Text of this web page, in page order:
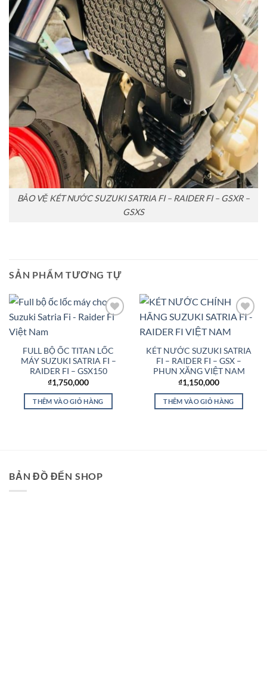
BẢO VỆ KÉT NƯỚC SUZUKI SATRIA FI – RAIDER FI – GSXR –
GSXS
SẢN PHẨM TƯƠNG TỰ
FULL BỘ ỐC TITAN LỐC
MÁY SUZUKI SATRIA FI –
RAIDER FI – GSX150
₫1,750,000
THÊM VÀO GIỎ HÀNG
Wishlist
KÉT NƯỚC SUZUKI SATRIA
FI – RAIDER FI – GSX –
PHUN XĂNG VIỆT NAM
₫1,150,000
THÊM VÀO GIỎ HÀNG
BẢN ĐỒ ĐẾN SHOP